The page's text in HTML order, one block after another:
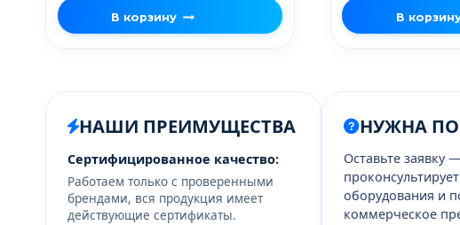
В корзину В
НАШИ ПРЕИМУЩЕСТВА
Сертифицированное качество:
Работаем только с проверенными
брендами, вся продукция имеет
действующие сертификаты.
НУЖНА
Оставьте заявку
оборудования и
коммерческое